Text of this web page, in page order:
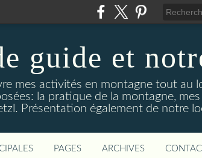
guide et
mes activités en montagne tout au
la pratique de la montagne,
Présentation également de notre
PAGES ARCHIVES